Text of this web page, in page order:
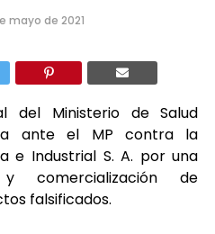
mayo de 2021
del Ministerio de Salud
ante el MP contra la
e Industrial S. A. por una
comercialización de
falsificados.